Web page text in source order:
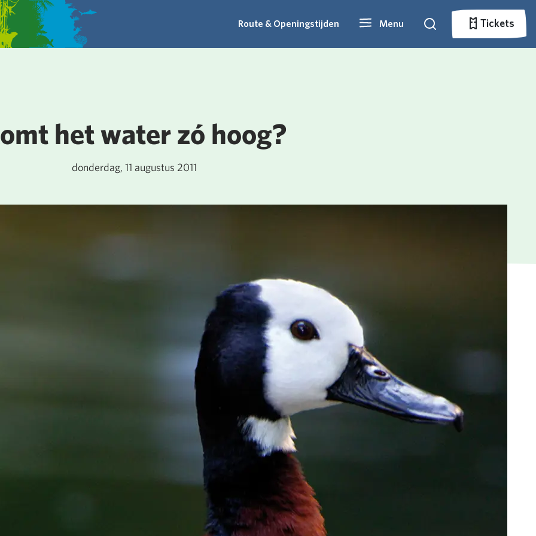
Route & Openingstijden Menu Zoeken Tickets
Tickets
het water zó hoog?
donderdag, 11 augustus 2011